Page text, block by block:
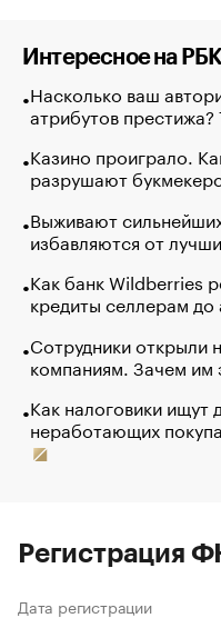
Интересное на
Насколько ваш
атрибутов престижа?
Казино проиграло.
разрушают
Выживают
избавляются от
Как банк Wildberries
кредиты селлерам до
Сотрудники открыли
компаниям. Зачем им
Как налоговики ищут
неработающих
Регистрация
Дата регистрации